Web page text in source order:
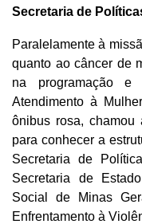
Secretaria de
Paralelamente à
quanto ao câncer de
na programação
Atendimento à
ônibus rosa, chamou
para conhecer a
Secretaria de
Secretaria de
Social de Minas
Enfrentamento à